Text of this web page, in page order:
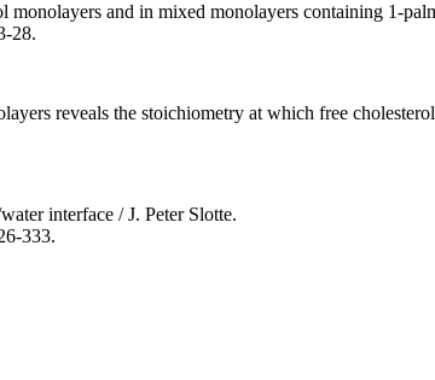
and in mixed monolayers containing 1-
28.
reveals the stoichiometry at which free
interface / J. Peter Slotte.
333.